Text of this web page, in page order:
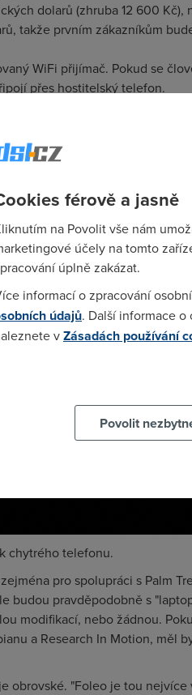
dolarů (zhruba 12 600
takže prvním zákazníkům
WiFi přijímač. Pokud se
přes hostitelský telefon.
sloužit Opera a budou
práci s e-maily, ale Palm
chytrého telefonu.
pro spolupráci s Palm
budou pravděpodobně s
modifikací, nebo žádnou.
a Research In Motion, měl
obrovské. "Foleo je tou
férově a jasně
na Povolit vše nám
účely na tomto
úplně zakázat.
informací o zpracování
údajů. Další informace
vZásadách používání
Povolit